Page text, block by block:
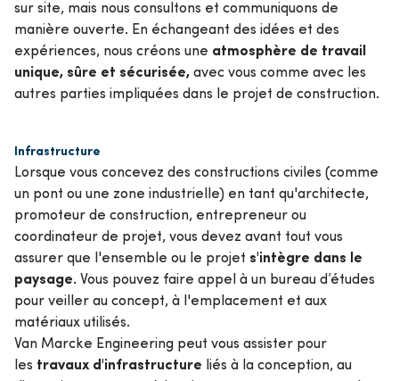
sur site, mais nous consultons et communiquons de
manière ouverte. En échangeant des idées et des
expériences, nous créons une atmosphère de travail
unique, sûre et sécurisée,avec vous comme avec les
autres parties impliquées dans le projet de construction.
Infrastructure
Lorsque vous concevez des constructions civiles (comme
un pont ou une zone industrielle) en tant qu'architecte,
promoteur de construction, entrepreneur ou
coordinateur de projet, vous devez avant tout vous
assurer que l'ensemble ou le projet s'intègre dans le
paysage. Vous pouvez faire appel à un bureau d’études
pour veiller au concept, à l'emplacement et aux
matériaux utilisés.
Van Marcke Engineering peut vous assister pour
les travaux d'infrastructure liés à la conception, au